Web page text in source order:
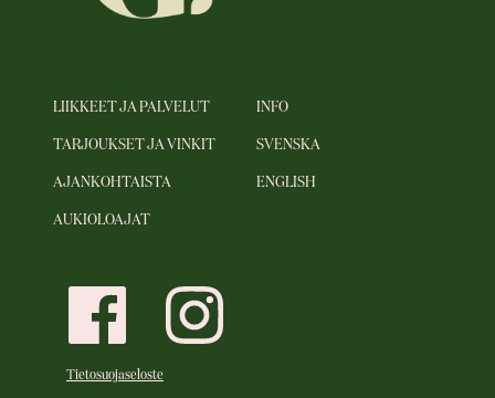
LIIKKEET JA PALVELUT
TARJOUKSET JA VINKIT
AJANKOHTAISTA
AUKIOLOAJAT
INFO
SVENSKA
ENGLISH
Tietosuojaseloste